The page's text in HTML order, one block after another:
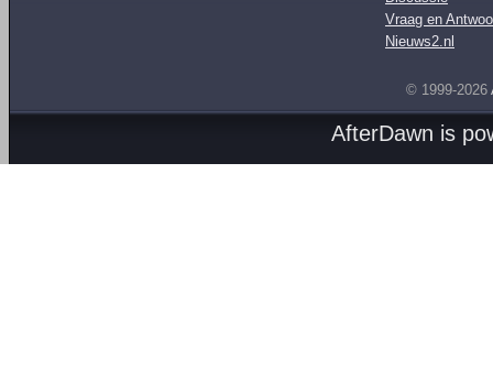
Vraag en
Nieuws2.nl
© 1999-2026
AfterDawn is